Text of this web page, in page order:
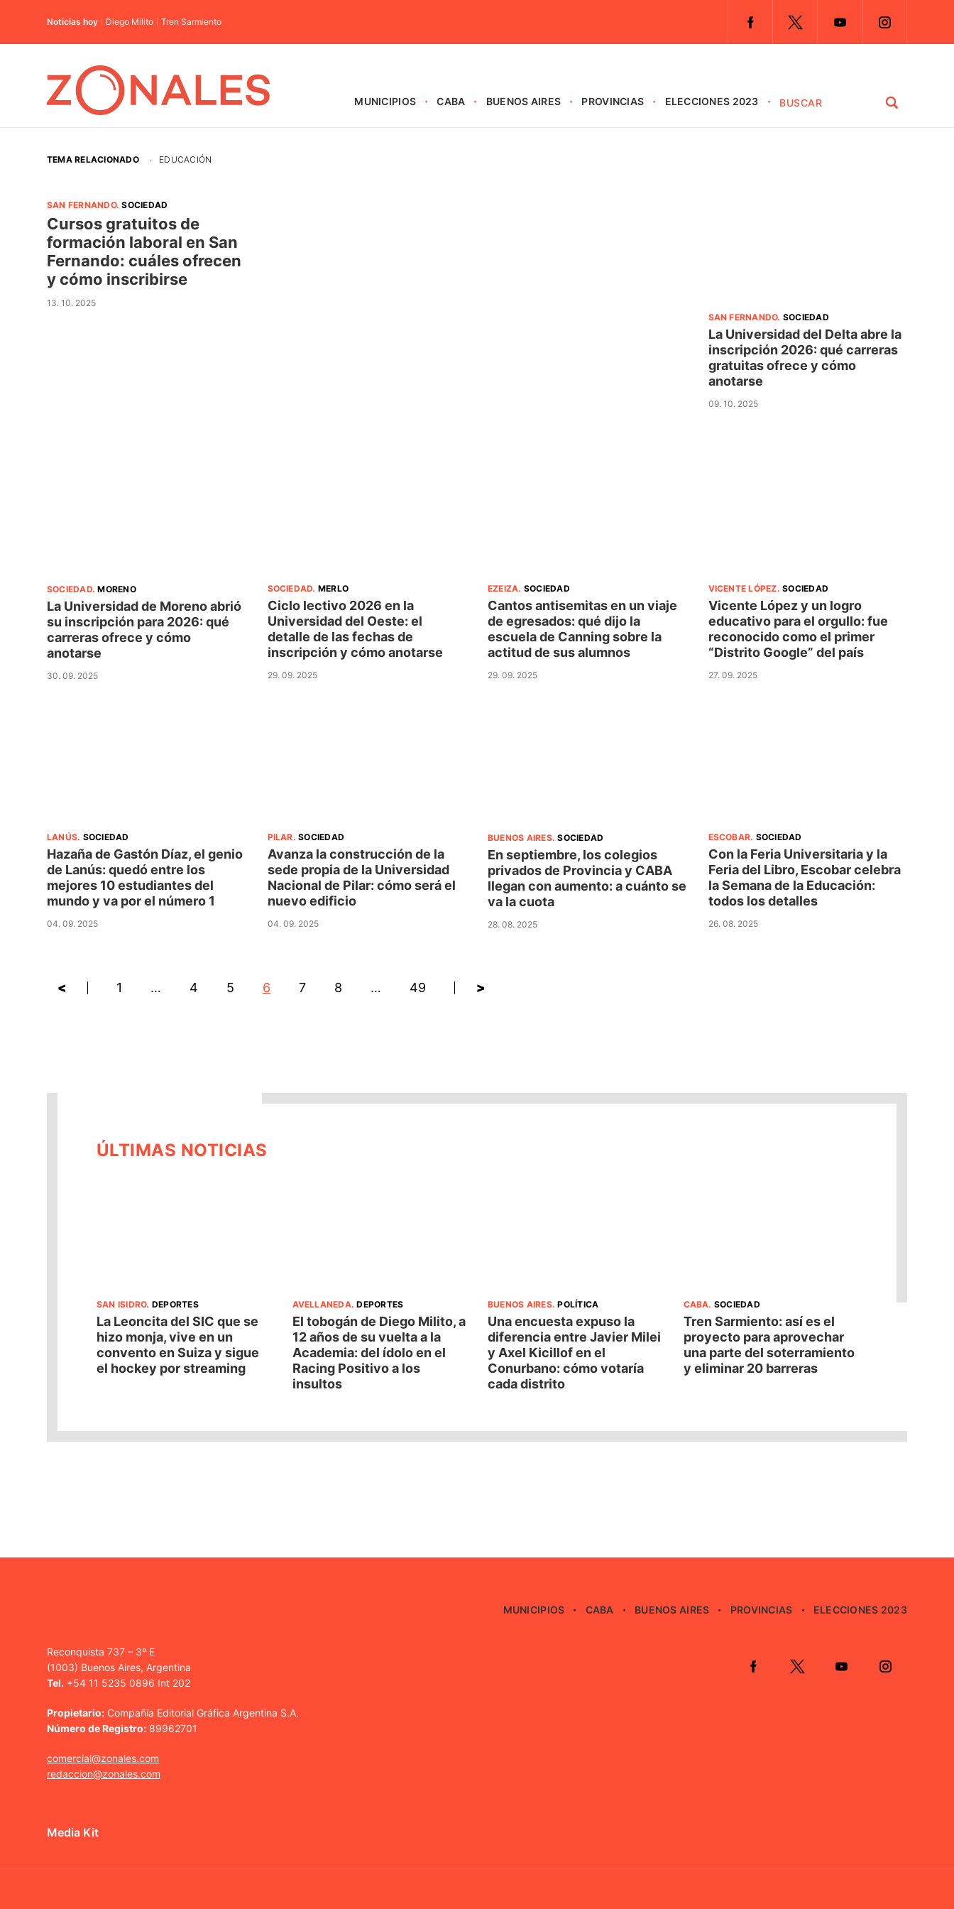
Noticias hoy Diego Milito Tren Sarmiento
MUNICIPIOS CABA BUENOS AIRES PROVINCIAS ELECCIONES 2023
TEMA RELACIONADO · EDUCACIÓN
SAN FERNANDO.SOCIEDAD
Cursos gratuitos de
formación laboral en San
Fernando: cuáles ofrecen
y cómo inscribirse
13. 10. 2025
SAN FERNANDO. SOCIEDAD
La Universidad del Delta abre la
inscripción 2026: qué carreras
gratuitas ofrece y cómo
anotarse
09. 10. 2025
SOCIEDAD.MORENO
La Universidad de Moreno abrió
su inscripción para 2026: qué
carreras ofrece y cómo
anotarse
30. 09. 2025
SOCIEDAD. MERLO
Ciclo lectivo 2026 en la
Universidad del Oeste: el
detalle de las fechas de
inscripción y cómo anotarse
29. 09. 2025
EZEIZA. SOCIEDAD
Cantos antisemitas en un viaje
de egresados: qué dijo la
escuela de Canning sobre la
actitud de sus alumnos
29. 09. 2025
VICENTE LÓPEZ.SOCIEDAD
Vicente López y un logro
educativo para el orgullo: fue
reconocido como el primer
“Distrito Google” del país
27. 09. 2025
LANÚS. SOCIEDAD
Hazaña de Gastón Díaz, el genio
de Lanús: quedó entre los
mejores 10 estudiantes del
mundo y va por el número 1
04. 09. 2025
PILAR.SOCIEDAD
Avanza la construcción de la
sede propia de la Universidad
Nacional de Pilar: cómo será el
nuevo edificio
04. 09. 2025
BUENOS AIRES.SOCIEDAD
En septiembre, los colegios
privados de Provincia y CABA
llegan con aumento: a cuánto se
va la cuota
28. 08. 2025
ESCOBAR. SOCIEDAD
Con la Feria Universitaria y la
Feria del Libro, Escobar celebra
la Semana de la Educación:
todos los detalles
26. 08. 2025
< 1 … 4 5 6 7 8 … 49 >
ÚLTIMAS NOTICIAS
SAN ISIDRO. DEPORTES
La Leoncita del SIC que se
hizo monja, vive en un
convento en Suiza y sigue
el hockey por streaming
AVELLANEDA.DEPORTES
El tobogán de Diego Milito, a
12 años de su vuelta a la
Academia: del ídolo en el
Racing Positivo a los
insultos
BUENOS AIRES.POLÍTICA
Una encuesta expuso la
diferencia entre Javier Milei
y Axel Kicillof en el
Conurbano: cómo votaría
cada distrito
CABA. SOCIEDAD
Tren Sarmiento: así es el
proyecto para aprovechar
una parte del soterramiento
y eliminar 20 barreras
MUNICIPIOS CABA BUENOS AIRES PROVINCIAS ELECCIONES 2023
Reconquista 737 – 3º E
(1003) Buenos Aires, Argentina
Tel. +54 11 5235 0896 Int 202
Propietario: Compañía Editorial Gráfica Argentina S.A.
Número de Registro: 89962701
comercial@zonales.com
redaccion@zonales.com
Media Kit